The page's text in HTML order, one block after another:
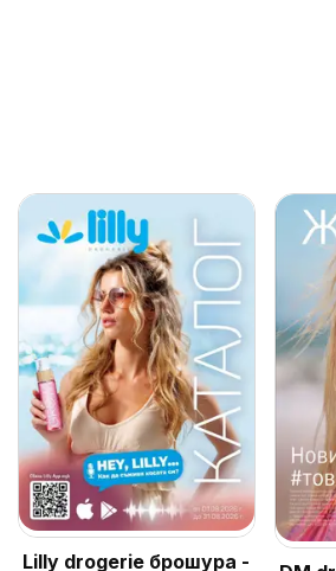
Lilly drogerie брошура -